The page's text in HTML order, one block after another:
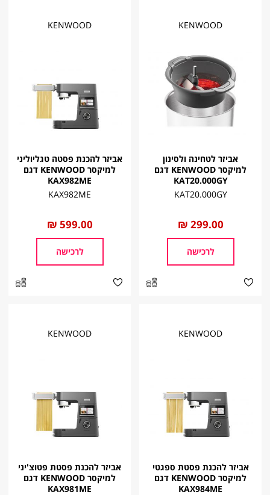
KENWOOD
אביזר לטחינה ולסינון
למיקסר KENWOOD דגם
KAT20.000GY
KAT20.000GY
החל
מ
299.00 ₪
לרכישה
KENWOOD
אביזר להכנת פסטה טגליוליני
למיקסר KENWOOD דגם
KAX982ME
KAX982ME
החל
מ
599.00 ₪
לרכישה
KENWOOD
אביזר להכנת פסטת ספגטי
למיקסר KENWOOD דגם
KAX984ME
KENWOOD
אביזר להכנת פסטת פטוצ'יני
למיקסר KENWOOD דגם
KAX981ME